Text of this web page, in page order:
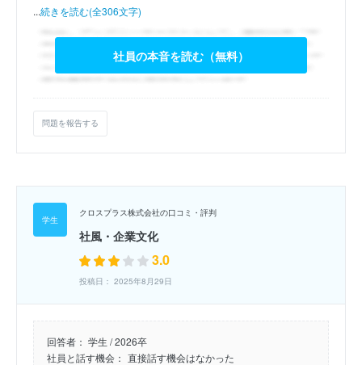
...続きを読む(全306文字)
社員の本音を読む（無料）
問題を報告する
クロスプラス株式会社の口コミ・評判
社風・企業文化
3.0
投稿日： 2025年8月29日
回答者： 学生 / 2026卒
社員と話す機会： 直接話す機会はなかった